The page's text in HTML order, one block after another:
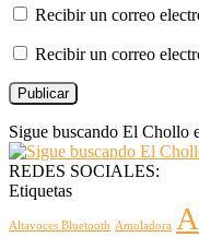
Recibir un correo
Recibir un correo
Sigue buscando El Chollo
REDES SOCIALES:
Etiquetas
Altavoces Bluetooth Amoladora